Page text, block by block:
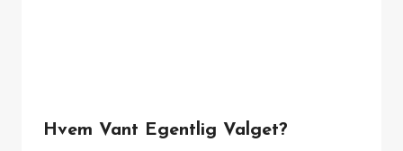
Hvem Vant Egentlig Valget?